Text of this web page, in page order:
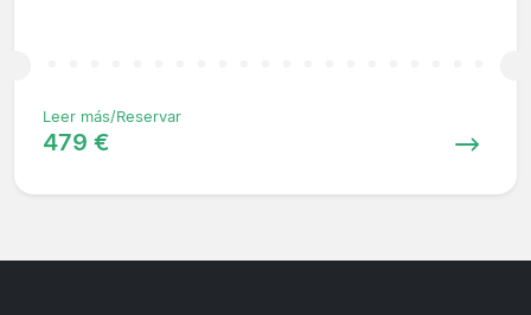
Leer más/Reservar
479 €